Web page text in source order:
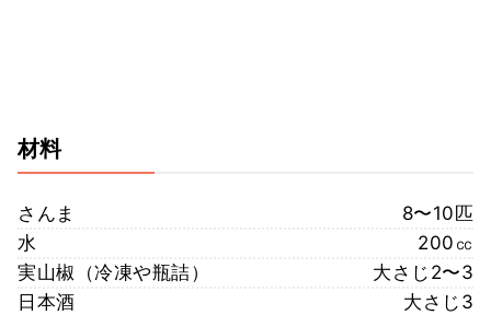
材料
さんま
8〜10匹
水
200㏄
実山椒（冷凍や瓶詰）
大さじ2〜3
日本酒
大さじ3